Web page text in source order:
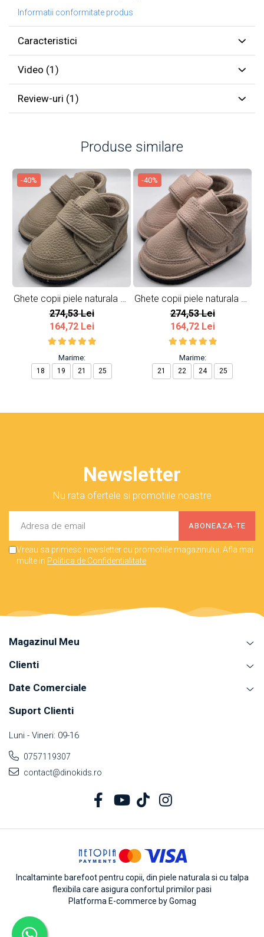
Informatii conformitate produs
Caracteristici
Video (1)
Review-uri (1)
Produse similare
-40%
Ghete copii piele naturala All
Beige
274,53 Lei
164,72 Lei
Marime:
18 19 21 25
-40%
Ghete copii piele naturala All
Pink
274,53 Lei
164,72 Lei
Marime:
21 22 24 25
Newsletter
Nu rata ofertele si promotiile noastre
Vreau sa primesc newsletter cu promotiile magazinului. Afla mai
multe in Politica de Confidentialitate
Magazinul Meu
Clienti
Date Comerciale
Suport Clienti
Luni - Vineri: 09-16
0757119307
contact@dinokids.ro
Incaltaminte barefoot pentru copii, din piele naturala si cu talpa
flexibila care asigura confortul primilor pasi
Platforma E-commerce by Gomag